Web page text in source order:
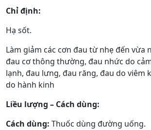
Chỉ định:
Hạ sốt.
Làm giảm các cơn đau từ nhẹ đến vừa
đau cơ thông thường, đau nhức do
lạnh, đau lưng, đau răng, đau do viêm
do hành kinh
Liều lượng – Cách dùng:
Cách dùng: Thuốc dùng đường uống.